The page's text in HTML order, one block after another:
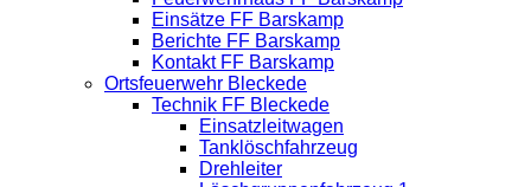
Einsätze FF Barskamp
Berichte FF Barskamp
Kontakt FF Barskamp
Ortsfeuerwehr Bleckede
Technik FF Bleckede
Einsatzleitwagen
Tanklöschfahrzeug
Drehleiter